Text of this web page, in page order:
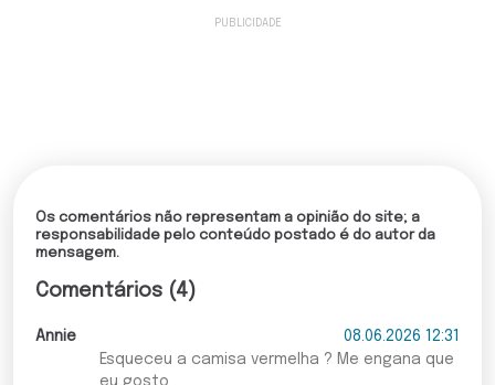
Os comentários não representam a opinião do site; a
responsabilidade pelo conteúdo postado é do autor da
mensagem.
Comentários (4)
Annie
08.06.2026 12:31
Esqueceu a camisa vermelha ? Me engana que
eu gosto .